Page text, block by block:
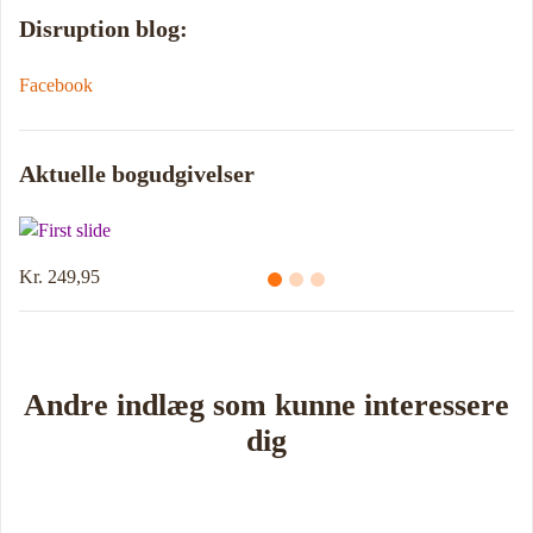
Disruption blog:
Facebook
Aktuelle bogudgivelser
Kr. 249,95
Andre indlæg som kunne interessere
dig